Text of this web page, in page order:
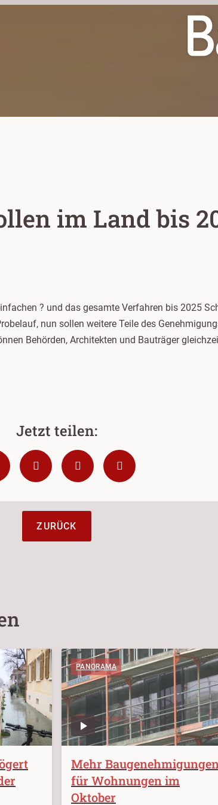
im Land bis
? und das gesamte Verfahren bis 2025
nun sollen weitere Teile des
Behörden, Architekten und Bauträger
ZURÜCK
PANORAMA
Mehr
für Wohnungen im
Oktober